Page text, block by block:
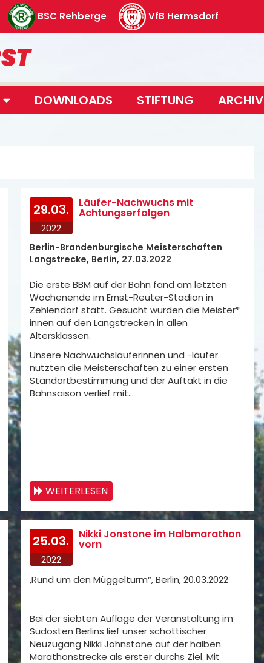
BSC Rehberge VfB Hermsdorf
DOWNLOADS STIFTUNG ARCHIV
29.03.
2022
Läufer-Nachwuchs mit
Achtungserfolgen
Berlin-Brandenburgische Meisterschaften
Langstrecke, Berlin, 27.03.2022
Die erste BBM auf der Bahn fand am letzten
Wochenende im Ernst-Reuter-Stadion in
Zehlendorf statt. Gesucht wurden die Meister*
innen auf den Langstrecken in allen
Altersklassen.
Unsere Nachwuchsläuferinnen und -läufer
nutzten die Meisterschaften zu einer ersten
Standortbestimmung und der Auftakt in die
Bahnsaison verlief mit…
WEITERLESEN
25.03.
2022
Nikki Jonstone im Halbmarathon
vorn
„Rund um den Müggelturm“, Berlin, 20.03.2022
Bei der siebten Auflage der Veranstaltung im
Südosten Berlins lief unser schottischer
Neuzugang Nikki Johnstone auf der halben
Marathonstrecke als erster durchs Ziel. Mit